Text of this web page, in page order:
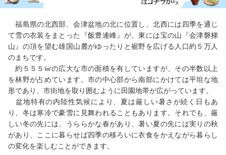
福島県の北西部、会津盆地の北に位置し、北西には四季を通じ
て雪の衣装をまとった『飯豊連峰』が、東には宝の山『会津磐梯
山』の頂を望む雄国山麓がゆったりと裾野を広げる人口約５万人
のまちです。
約５５５㎢の広大な市の面積を有していますが、その半数以上
を林野が占めています。市の中心部から南部にかけては平坦な地
形であり、市街地を取り囲むように田園地帯が広がっています。
盆地特有の内陸性気候により、夏は厳しい暑さが続く日もあ
り、冬は寒冷で豪雪に見舞われることもあります。それでも、厳
しい冬の先には、うららかな春があり、暑い夏の先には実りの秋
があり、ここに暮らせば四季の移ろいに衣食をかえながら暮らし
の変化を楽しむことができます。